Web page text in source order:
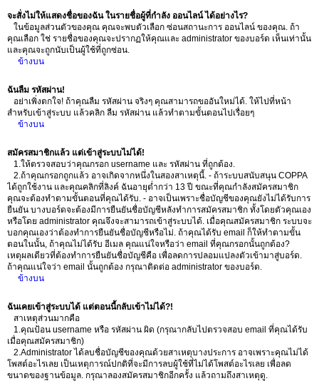
จะสั่งไม่ให้แสดงชื่อของฉัน ในรายชื่อผู้ที่กำลัง ออนไลน์ ได้อย่างไร?
ในข้อมูลส่วนตัวของคุณ คุณจะพบตัวเลือก ซ่อนสถานะการ ออนไลน์ ของคุณ. ถ้า
คุณเลือก ใช่ รายชื่อของคุณจะปรากฏให้คุณและ administrator ของบอร์ด เห็นเท่านั้น
และคุณจะถูกนับเป็นผู้ใช้ที่ถูกซ่อน.
ข้างบน
ฉันลืม รหัสผ่าน!
อย่าเพิ่งตกใจ! ถ้าคุณลืม รหัสผ่าน จริงๆ คุณสามารถขออันใหม่ได้. ให้ไปที่หน้า
สำหรับเข้าสู่ระบบ แล้วคลิก ลืม รหัสผ่าน แล้วทำตามขั้นตอนไปเรื่อยๆ
ข้างบน
สมัครสมาชิกแล้ว แต่เข้าสู่ระบบไม่ได้!
1.ให้ตรวจสอบว่าคุณกรอก username และ รหัสผ่าน ที่ถูกต้อง.
2.ถ้าคุณกรอกถูกแล้ว อาจเกิดจากหนึ่งในสองสาเหตุนี้. - ถ้าระบบสนับสนุน COPPA
ได้ถูกใช้งาน และคุณคลิกที่ลิงค์ ฉันอายุต่ำกว่า 13 ปี ขณะที่คุณกำลังสมัครสมาชิก
คุณจะต้องทำตามขั้นตอนที่คุณได้รับ. - อาจเป็นเพราะชื่อบัญชีของคุณยังไม่ได้รับการ
ยืนยัน บางบอร์ดจะต้องมีการยืนยันชื่อบัญชีหลังทำการสมัครสมาชิก ทั้งโดยตัวคุณเอง
หรือโดย administrator คุณจึงจะสามารถเข้าสู่ระบบได้. เมื่อคุณสมัครสมาชิก ระบบจะ
บอกคุณเองว่าต้องทำการยืนยันชื่อบัญชีหรือไม่. ถ้าคุณได้รับ email ก็ให้ทำตามขั้น
ตอนในนั้น, ถ้าคุณไม่ได้รับ อีเมล คุณแน่ใจหรือว่า email ที่คุณกรอกนั้นถูกต้อง?
เหตุผลเดียวที่ต้องทำการยืนยันชื่อบัญชีคือ เพื่อลดการปลอมแปลงตัวเข้ามาสู่บอร์ด.
ถ้าคุณแน่ใจว่า email นั้นถูกต้อง กรุณาติดต่อ administrator ของบอร์ด.
ข้างบน
ฉันเคยเข้าสู่ระบบได้ แต่ตอนนี้กลับเข้าไม่ได้?!
สาเหตุส่วนมากคือ
1.คุณป้อน username หรือ รหัสผ่าน ผิด (กรุณากลับไปตรวจสอบ email ที่คุณได้รับ
เมื่อคุณสมัครสมาชิก)
2.Administrator ได้ลบชื่อบัญชีของคุณด้วยสาเหตุบางประการ อาจเพราะคุณไม่ได้
โพสต์อะไรเลย เป็นเหตุการณ์ปกติที่จะมีการลบผู้ใช้ที่ไม่ได้โพสต์อะไรเลย เพื่อลด
ขนาดของฐานข้อมูล. กรุณาลองสมัครสมาชิกอีกครั้ง แล้วถามถึงสาเหตุดู.